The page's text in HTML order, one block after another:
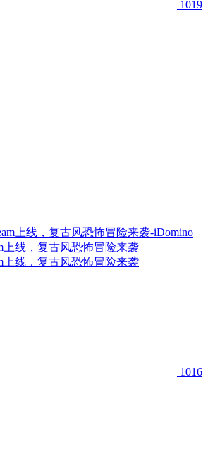
1019
上线，复古风恐怖冒险来袭
上线，复古风恐怖冒险来袭
1016